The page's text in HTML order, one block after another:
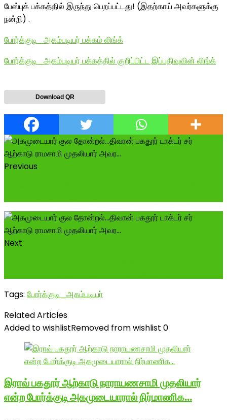
பேஸ்புக் பக்கத்தில் இருந்து பெறப்பட்டது! (இதற்காய் அவர்களுக்கு
நன்றி) .
போர்க்குடி_அகம்படியர் பக்கம் லிங்க்
போர்க்குடி_அகம்படியர் பக்கத்தில் குறிப்பிட்ட இப்பதிவுவின் லிங்க்
Download QR
Previous
Next
Tags: போர்க்குடி_அகம்படியர்
Related Articles
Added to wishlistRemoved from wishlist 0
இராவ் பகதூர் ஆற்காடு நாராயணசாமி முதலியார்
என்ற போர்க்குடி அகமுடையாரால் நிர்மாணிக…